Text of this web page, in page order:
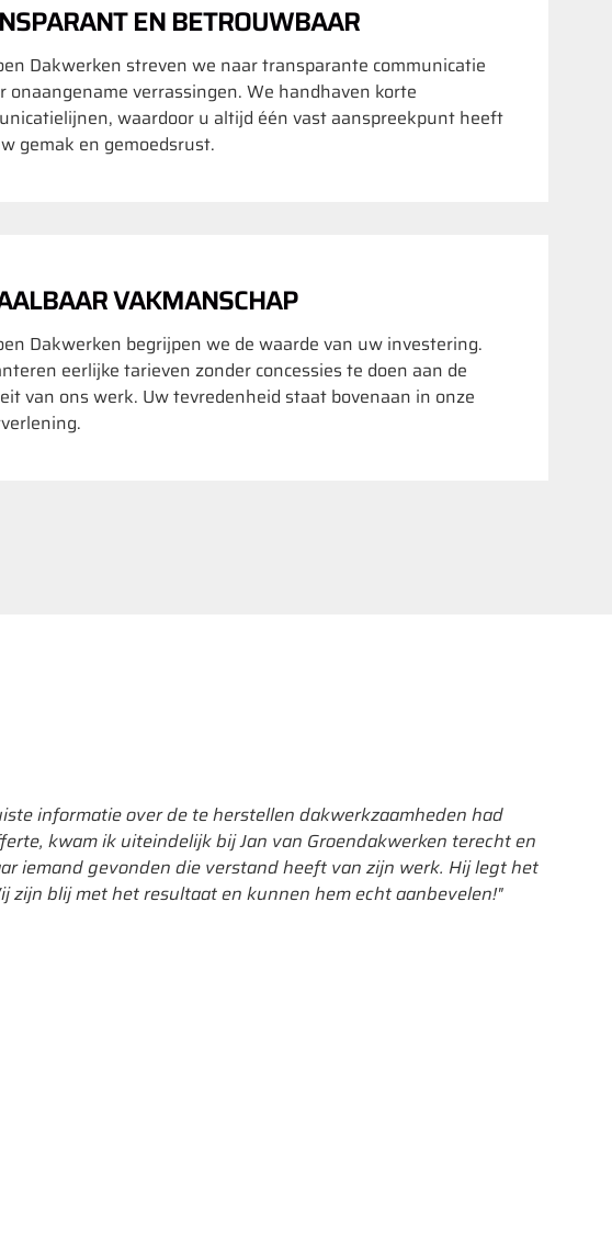
EN BETROUWBAAR
Dakwerken streven we naar transparante communicatie
onaangename verrassingen. We handhaven korte
waardoor u altijd één vast aanspreekpunt heeft
gemak en gemoedsrust.
VAKMANSCHAP
Dakwerken begrijpen we de waarde van uw investering.
eerlijke tarieven zonder concessies te doen aan de
van ons werk. Uw tevredenheid staat bovenaan in onze
informatie over de te herstellen dakwerkzaamheden had
kwam ik uiteindelijk bij Jan van Groendakwerken terecht en
iemand gevonden die verstand heeft van zijn werk. Hij legt het
zijn blij met het resultaat en kunnen hem echt aanbevelen!"